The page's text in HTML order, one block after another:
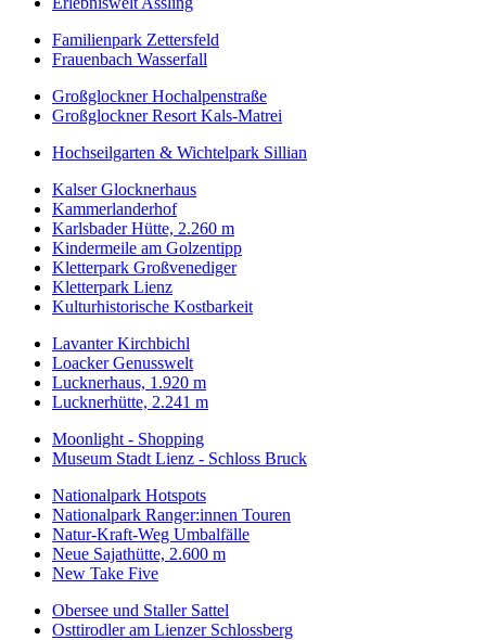
Familienpark Zettersfeld
Frauenbach Wasserfall
Großglockner Hochalpenstraße
Großglockner Resort Kals-Matrei
Hochseilgarten & Wichtelpark Sillian
Kalser Glocknerhaus
Kammerlanderhof
Karlsbader Hütte, 2.260 m
Kindermeile am Golzentipp
Kletterpark Großvenediger
Kletterpark Lienz
Kulturhistorische Kostbarkeit
Lavanter Kirchbichl
Loacker Genusswelt
Lucknerhaus, 1.920 m
Lucknerhütte, 2.241 m
Moonlight - Shopping
Museum Stadt Lienz - Schloss Bruck
Nationalpark Hotspots
Nationalpark Ranger:innen Touren
Natur-Kraft-Weg Umbalfälle
Neue Sajathütte, 2.600 m
New Take Five
Obersee und Staller Sattel
Osttirodler am Lienzer Schlossberg